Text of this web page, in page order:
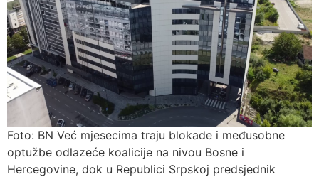
Foto: BN Već mjesecima traju blokade i međusobne
optužbe odlazeće koalicije na nivou Bosne i
Hercegovine, dok u Republici Srpskoj predsjednik